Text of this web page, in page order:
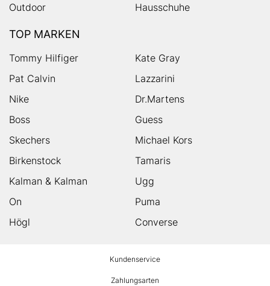
Outdoor
Hausschuhe
TOP MARKEN
Tommy Hilfiger
Kate Gray
Pat Calvin
Lazzarini
Nike
Dr.Martens
Boss
Guess
Skechers
Michael Kors
Birkenstock
Tamaris
Kalman & Kalman
Ugg
On
Puma
Högl
Converse
Kundenservice
Zahlungsarten